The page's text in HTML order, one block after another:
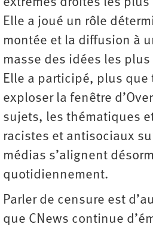
Elle a joué un rôle
montée et la diffusion à
masse des idées les
Elle a participé, plus que
exploser la fenêtre
sujets, les thématiques
racistes et antisociaux
médias s’alignent
quotidiennement.
Parler de censure est
que CNews continue